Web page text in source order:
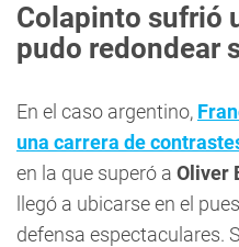
Colapinto sufrió
pudo redondear
En el caso argentino,
una carrera de
en la que superó a Oliver
llegó a ubicarse en el
defensa espectaculares.